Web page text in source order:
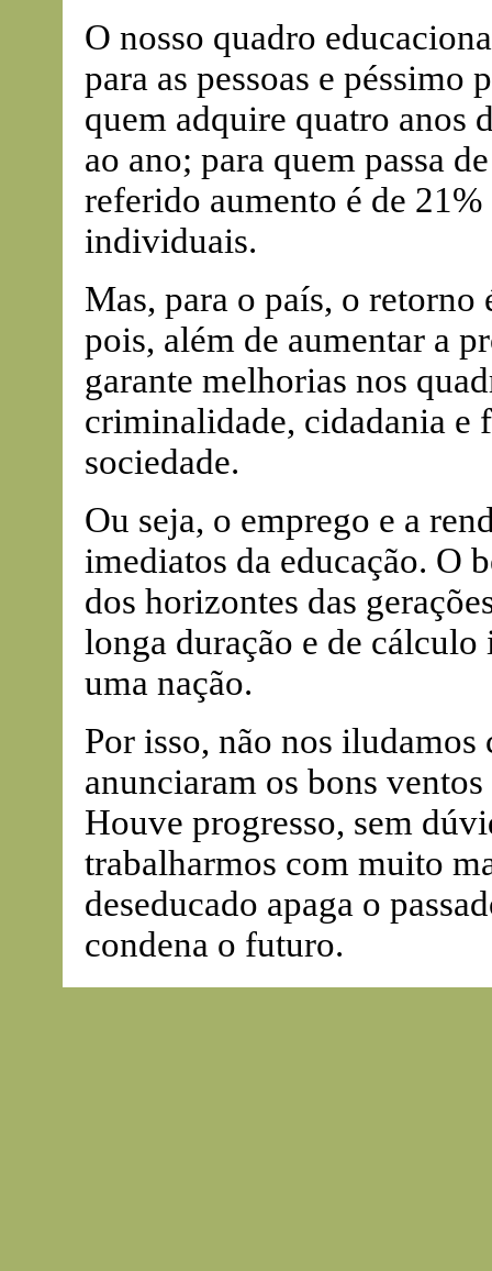
O nosso quadro
para as pessoas e péssimo
quem adquire quatro anos
ao ano; para quem passa
referido aumento é de
individuais.
Mas, para o país, o
pois, além de aumentar a
garante melhorias nos
criminalidade, cidadania e
sociedade.
Ou seja, o emprego e a
imediatos da educação. O
dos horizontes das
longa duração e de
uma nação.
Por isso, não nos iludamos
anunciaram os bons
Houve progresso, sem
trabalharmos com muito
deseducado apaga o
condena o futuro.